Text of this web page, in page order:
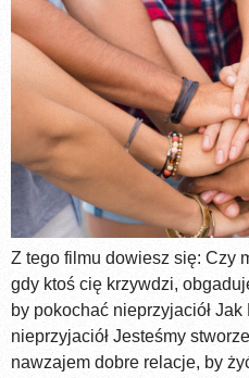
Z tego filmu dowiesz się: Czy
gdy ktoś cię krzywdzi,
by pokochać nieprzyjaciół
nieprzyjaciół Jesteśmy
nawzajem dobre relacje, by